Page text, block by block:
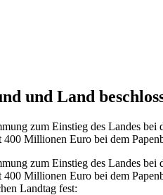
und Land
zum Einstieg des Landes
Millionen Euro bei dem
zum Einstieg des Landes
Millionen Euro bei dem
Landtag fest: